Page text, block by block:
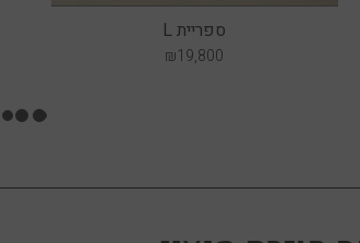
ספריית L
₪19,800